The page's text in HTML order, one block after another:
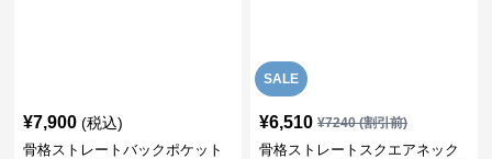
¥7,900 (税込)
骨格ストレートバックポケット
SALE
¥6,510 ¥7240(割引前)
骨格ストレートスクエアネック